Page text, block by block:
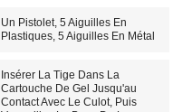
Un Pistolet, 5 Aiguilles En
Plastiques, 5 Aiguilles En Métal
Insérer La Tige Dans La
Cartouche De Gel Jusqu'au
Contact Avec Le Culot, Puis